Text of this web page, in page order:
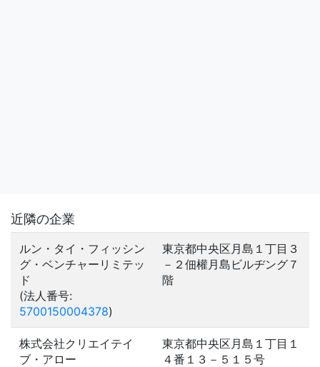
近隣の企業
ルン・タイ・フィッシン
グ・ベンチャーリミテッ
ド
(法人番号:
5700150004378)
東京都中央区月島１丁目３
－２佃權月島ビルヂング７
階
株式会社クリエイテイ
ブ・アロー
東京都中央区月島１丁目１
４番１３－５１５号